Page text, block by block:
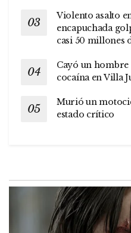
Violento asalto
encapuchada
casi 50 millones
Cayó un
cocaína en Villa
Murió un
estado crítico